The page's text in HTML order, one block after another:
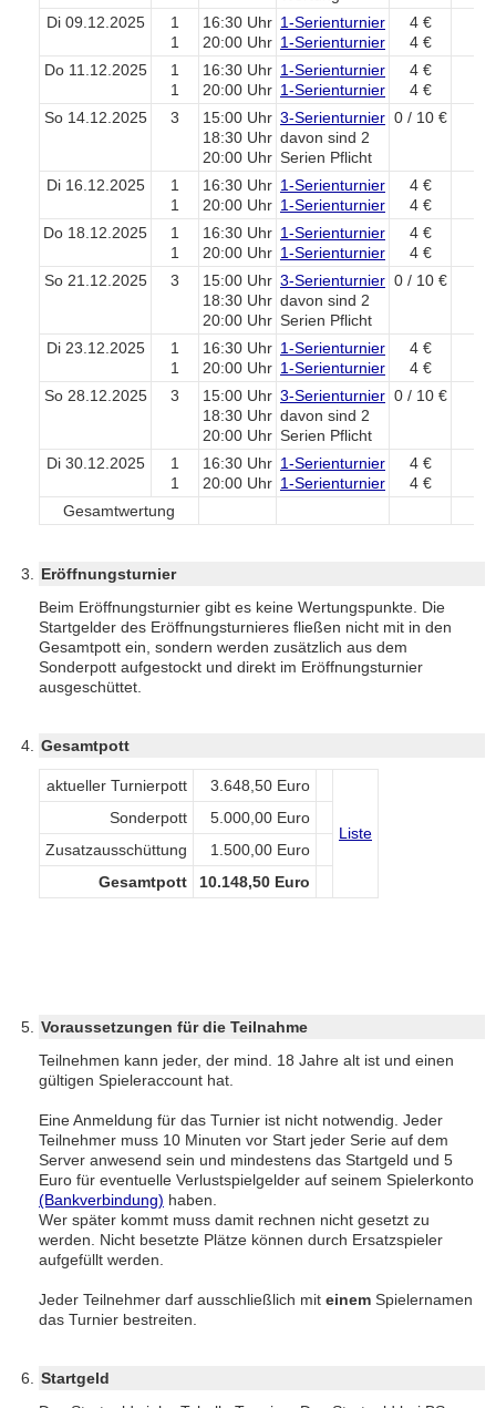
Di 09.12.2025
1
1
16:30 Uhr
20:00 Uhr
1-Serienturnier
1-Serienturnier
4 €
4 €
Do 11.12.2025
1
1
16:30 Uhr
20:00 Uhr
1-Serienturnier
1-Serienturnier
4 €
4 €
So 14.12.2025
3
15:00 Uhr
18:30 Uhr
20:00 Uhr
3-Serienturnier
davon sind 2
Serien Pflicht
0 / 10 €
Di 16.12.2025
1
1
16:30 Uhr
20:00 Uhr
1-Serienturnier
1-Serienturnier
4 €
4 €
Do 18.12.2025
1
1
16:30 Uhr
20:00 Uhr
1-Serienturnier
1-Serienturnier
4 €
4 €
So 21.12.2025
3
15:00 Uhr
18:30 Uhr
20:00 Uhr
3-Serienturnier
davon sind 2
Serien Pflicht
0 / 10 €
Di 23.12.2025
1
1
16:30 Uhr
20:00 Uhr
1-Serienturnier
1-Serienturnier
4 €
4 €
So 28.12.2025
3
15:00 Uhr
18:30 Uhr
20:00 Uhr
3-Serienturnier
davon sind 2
Serien Pflicht
0 / 10 €
Di 30.12.2025
1
1
16:30 Uhr
20:00 Uhr
1-Serienturnier
1-Serienturnier
4 €
4 €
Gesamtwertung
Eröffnungsturnier
Beim Eröffnungsturnier gibt es keine Wertungspunkte. Die
Startgelder des Eröffnungsturnieres fließen nicht mit in den
Gesamtpott ein, sondern werden zusätzlich aus dem
Sonderpott aufgestockt und direkt im Eröffnungsturnier
ausgeschüttet.
Gesamtpott
aktueller Turnierpott 3.648,50 Euro
Liste
Sonderpott
5.000,00 Euro
Zusatzausschüttung
1.500,00 Euro
Gesamtpott
10.148,50 Euro
Voraussetzungen für die Teilnahme
Teilnehmen kann jeder, der mind. 18 Jahre alt ist und einen
gültigen Spieleraccount hat.
Eine Anmeldung für das Turnier ist nicht notwendig. Jeder
Teilnehmer muss 10 Minuten vor Start jeder Serie auf dem
Server anwesend sein und mindestens das Startgeld und 5
Euro für eventuelle Verlustspielgelder auf seinem Spielerkonto
(Bankverbindung) haben.
Wer später kommt muss damit rechnen nicht gesetzt zu
werden. Nicht besetzte Plätze können durch Ersatzspieler
aufgefüllt werden.
Jeder Teilnehmer darf ausschließlich mit einem Spielernamen
das Turnier bestreiten.
Startgeld